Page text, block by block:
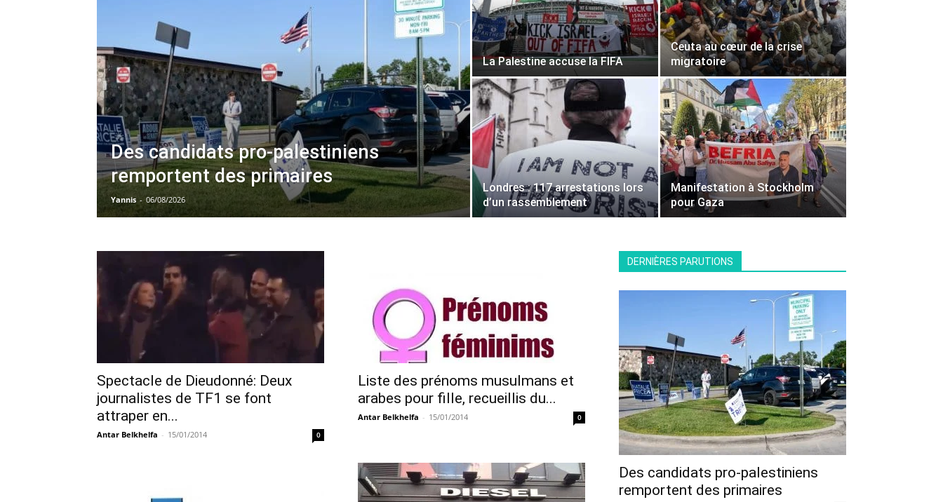
Des candidats pro-palestiniens
remportent des primaires
Yannis - 06/08/2026
La Palestine accuse la FIFA
Ceuta au cœur de la crise
migratoire
Londres : 117 arrestations lors
d’un rassemblement
Manifestation à Stockholm
pour Gaza
Spectacle de Dieudonné: Deux
journalistes de TF1 se font
attraper en...
Antar Belkhelfa - 15/01/2014 0
Liste des prénoms musulmans et
arabes pour fille, recueillis du...
Antar Belkhelfa - 15/01/2014 0
DERNIÈRES PARUTIONS
Des candidats pro-palestiniens
remportent des primaires